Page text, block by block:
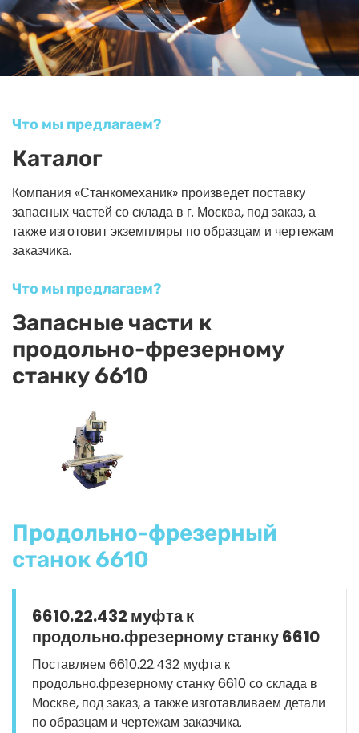
Что мы предлагаем?
Каталог
Компания «Станкомеханик» произведет поставку
запасных частей со склада в г. Москва, под заказ, а
также изготовит экземпляры по образцам и чертежам
заказчика.
Что мы предлагаем?
Запасные части к
продольно-фрезерному
станку 6610
Продольно-фрезерный
станок 6610
6610.22.432 муфта к
продольно.фрезерному станку 6610
Поставляем 6610.22.432 муфта к
продольно.фрезерному станку 6610 со склада в
Москве, под заказ, а также изготавливаем детали
по образцам и чертежам заказчика.